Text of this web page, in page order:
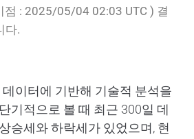
점 : 2025/05/04 02:03 UTC ) 결
다.
데이터에 기반해 기술적 분석을
기적으로 볼 때 최근 300일 데
승세와 하락세가 있었으며, 현